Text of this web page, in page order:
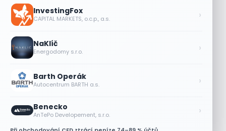
InvestingFox
CAPITAL MARKETS, o.c.p., a.s. ›
NaKlíč
Energodomy s.r.o. ›
Barth Operák
Autocentrum BARTH a.s. ›
Benecko
AnTePo Developement, s.r.o. ›
AT&T a Verizonu
6 SRPNA, 2026
Nvidii. Akcie AMD po výsledcích klesají
Asijské technologie oslabily, SK Hynix se
6 SRPNA, 2026